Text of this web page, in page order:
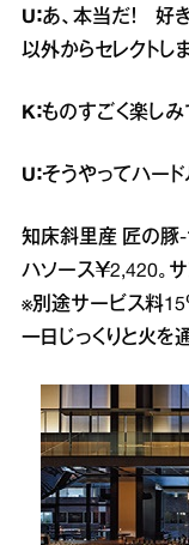
U：あ、本当だ！ 好
以外からセレクトしま
K：ものすごく楽しみ
U：そうやってハード
知床斜里産 匠の豚
ハソース￥2,420。
※別途サービス料15
一日じっくりと火を